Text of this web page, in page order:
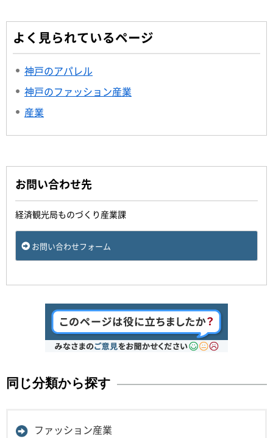
よく見られているページ
神戸のアパレル
神戸のファッション産業
産業
お問い合わせ先
経済観光局ものづくり産業課
お問い合わせフォーム
同じ分類から探す
ファッション産業